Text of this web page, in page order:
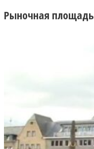
Рыночная площадь